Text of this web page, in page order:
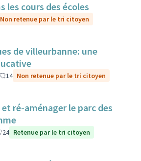
les cours des écoles
Non retenue par le tri citoyen
de villeurbanne: une
14 Non retenue par le tri citoyen
ré-aménager le parc des
24 Retenue par le tri citoyen